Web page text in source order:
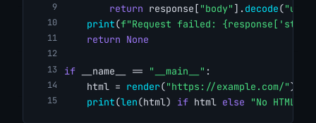
return response[ "body" ]. decode("utf-
print(f"Request failed:
return None
if __name__ == "__main__" :
    html =
render("https://example.com/")
print(len(html) if html else "No HTML